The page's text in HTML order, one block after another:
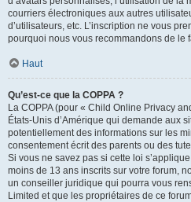
courriers électroniques aux autres
d’utilisateurs, etc. L’inscription ne vous
pourquoi nous vous recommandons de le
Haut
Qu’est-ce que la COPPA ?
La COPPA (pour « Child Online Privacy
États-Unis d’Amérique qui demande aux
potentiellement des informations sur les
consentement écrit des parents ou des
Si vous ne savez pas si cette loi
moins de 13 ans inscrits sur votre forum,
un conseiller juridique qui pourra vous
Limited et que les propriétaires de ce